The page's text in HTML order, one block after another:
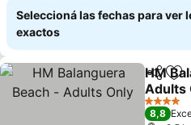
Seleccioná las fechas para ver
exactos
HM
Adults
4 Estrellas
8,8